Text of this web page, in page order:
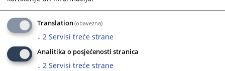
Translation(obavezna)
↓ 2 Servisi treće strane
Analitika o posjećenosti stranica
↓ 2 Servisi treće strane